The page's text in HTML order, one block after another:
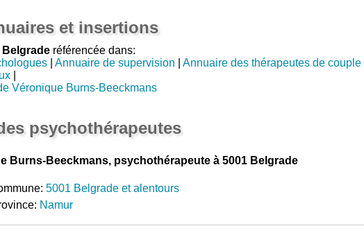
et insertions
Belgraderéférencée dans:
| Annuaire de supervision Annuaire des thérapeutes de couple|
|
Véronique Burns-Beeckmans
psychothérapeutes
Burns-Beeckmans, psychothérapeute à 5001 Belgrade
5001 Belgrade et alentours
Namur